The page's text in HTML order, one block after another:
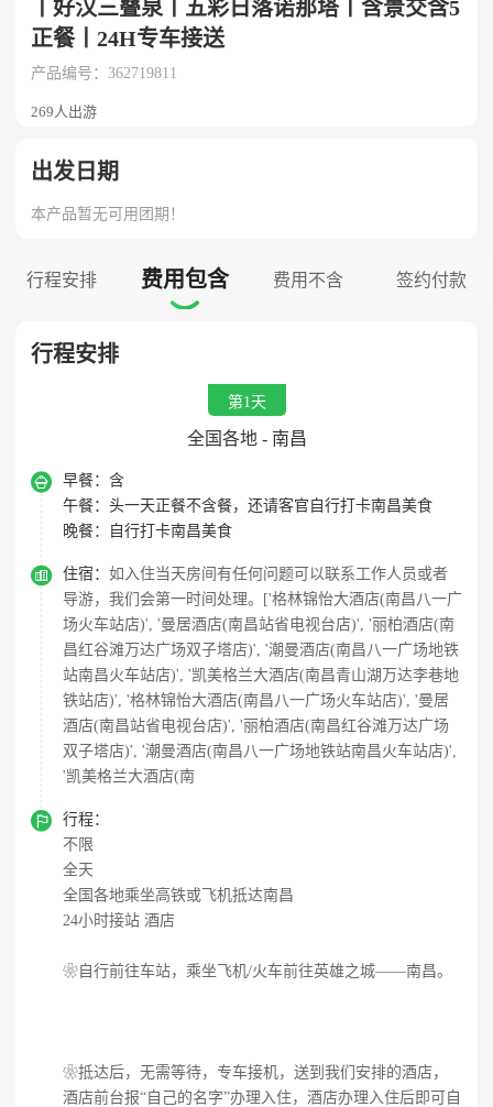
丨好汉三叠泉丨五彩日落诺那塔丨含景交含5
正餐丨24H专车接送
产品编号：362719811
269人出游
出发日期
本产品暂无可用团期！
行程安排 费用包含 费用不含 签约付款

行程安排
第1天
全国各地 - 南昌
 早餐： 含
午餐： 头一天正餐不含餐，还请客官自行打卡南昌美食
晚餐：
自行打卡南昌美食
 住宿： 如入住当天房间有任何问题可以联系工作人员或者
导游，我们会第一时间处理。['格林锦怡大酒店(南昌八一广
场火车站店)', '曼居酒店(南昌站省电视台店)', '丽柏酒店(南
昌红谷滩万达广场双子塔店)', '潮曼酒店(南昌八一广场地铁
站南昌火车站店)', '凯美格兰大酒店(南昌青山湖万达李巷地
铁站店)', '格林锦怡大酒店(南昌八一广场火车站店)', '曼居
酒店(南昌站省电视台店)', '丽柏酒店(南昌红谷滩万达广场
双子塔店)', '潮曼酒店(南昌八一广场地铁站南昌火车站店)',
'凯美格兰大酒店(南

行程：
不限
全天
全国各地乘坐高铁或飞机抵达南昌
24小时接站 酒店
❀自行前往车站，乘坐飞机/火车前往英雄之城——南昌。
❀抵达后，无需等待，专车接机，送到我们安排的酒店，
酒店前台报“自己的名字”办理入住，酒店办理入住后即可自